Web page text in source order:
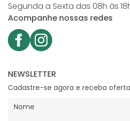
Segunda a Sexta das 08h às
Acompanhe nossas redes
NEWSLETTER
Cadastre-se agora e receba